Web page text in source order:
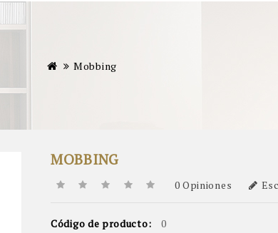
Mobbing
MOBBING
0 Opiniones
Código de producto:
0